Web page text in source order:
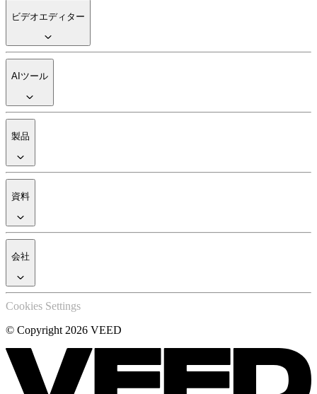
ビデオエディター
AIツール
製品
資料
会社
Cookies Settings
© Copyright 2026 VEED